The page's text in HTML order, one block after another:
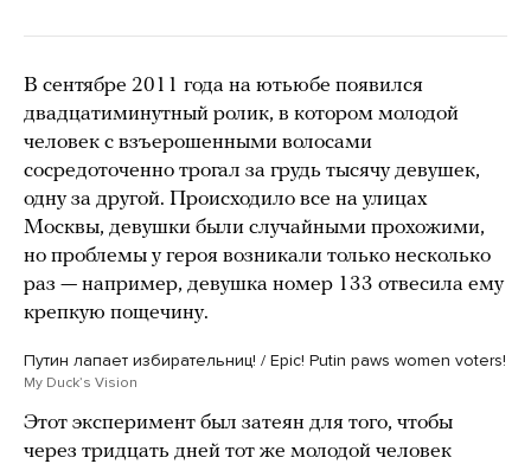
В сентябре 2011 года на ютьюбе появился
двадцатиминутный ролик, в котором молодой
человек с взъерошенными волосами
сосредоточенно трогал за грудь тысячу девушек,
одну за другой. Происходило все на улицах
Москвы, девушки были случайными прохожими,
но проблемы у героя возникали только несколько
раз — например, девушка номер 133 отвесила ему
крепкую пощечину.
Путин лапает избирательниц! / Epic! Putin paws women voters!
My Duckʼs Vision
Этот эксперимент был затеян для того, чтобы
через тридцать дней тот же молодой человек